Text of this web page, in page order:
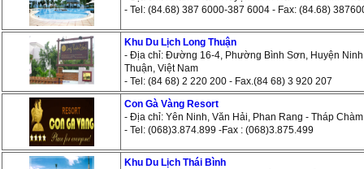
- Tel: (84.68) 387 6000-387 6004 - Fax: (84.68)
Khu Du Lịch Long Thuận
- Địa chỉ: Đường 16-4, Phường Bình Sơn, Huyện
Thuận, Việt Nam
- Tel: (84 68) 2 220 200 - Fax.(84 68) 3 920 207
Con Gà Vàng Resort
- Địa chỉ: Yên Ninh, Văn Hải, Phan Rang - Tháp
- Tel: (068)3.874.899 -Fax : (068)3.875.499
Khu Du Lịch Thái Bình